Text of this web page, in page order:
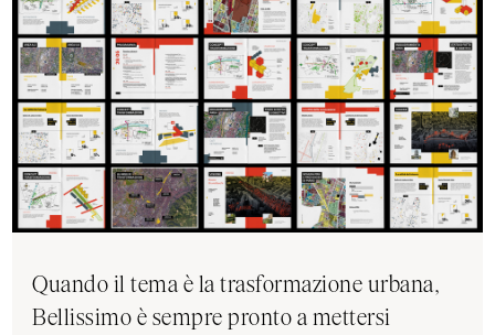
Quando il tema è la trasformazione urbana,
Bellissimo è sempre pronto a mettersi